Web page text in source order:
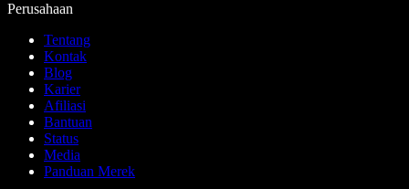
Perusahaan
Tentang
Kontak
Blog
Karier
Afiliasi
Bantuan
Status
Media
Panduan Merek